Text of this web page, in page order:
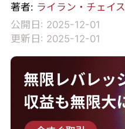
著者: ライラン・チェイス
公開日: 2025-12-01
更新日: 2025-12-01